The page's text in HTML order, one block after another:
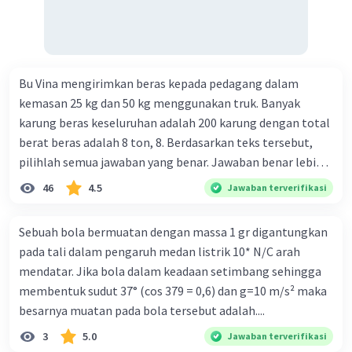
yang dilakukan dengan operasi simpan pinjam 23.
Lembaga keuangan non bank yang memiliki fungsi
sebagai penggerak investasi dengan memperhatikan dan
memasukan surat berharga 24. Nama lembaga keuangan
non bank yang bertugas mengatasi para rensumen 25.
Ciri" dari masyarakat ekonomi abad ke 21
Bu Vina mengirimkan beras kepada pedagang dalam
kemasan 25 kg dan 50 kg menggunakan truk. Banyak
karung beras keseluruhan adalah 200 karung dengan total
berat beras adalah 8 ton, 8. Berdasarkan teks tersebut,
pilihlah semua jawaban yang benar. Jawaban benar lebih
dari satu. Banyak karung beras kemasan 25 kg adalah 50
buah. Banyak karung beras kemasan 50 kg adalah 150
ton. Perbandingan berat beras kemasan 25 kg dan 50 kg
dalam truk adalah 1: 3. 9. Berdasarkan teks tersebut, jika
biaya setiap beras karung kecil adalah Rp7.500 dan karung
besar Rp14.000, berapakah biaya angkut semua beras yang
harus dibayar oleh Bu Vina? A. Rp2.540.000 C. Rp2.312.000 B.
Rp2.475.000 D. Rp2.280.000
46 4.5 Jawaban terverifikasi
Sebuah bola bermuatan dengan massa 1 gr digantungkan
pada tali dalam pengaruh medan listrik 10* N/C arah
mendatar. Jika bola dalam keadaan setimbang sehingga
membentuk sudut 37° (cos 379 = 0,6) dan g=10 m/s² maka
besarnya muatan pada bola tersebut adalah....
3 5.0 Jawaban terverifikasi